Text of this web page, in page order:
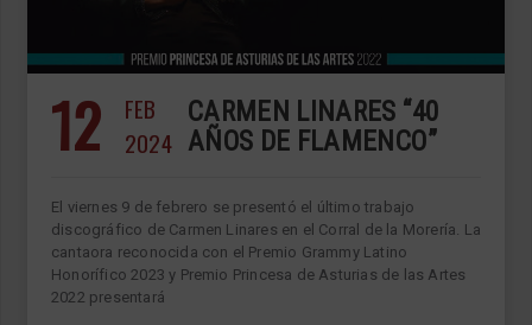
12
FEB
2024
CARMEN LINARES “40
AÑOS DE FLAMENCO”
El viernes 9 de febrero se presentó el último trabajo
discográfico de Carmen Linares en el Corral de la Morería. La
cantaora reconocida con el Premio Grammy Latino
Honorífico 2023 y Premio Princesa de Asturias de las Artes
2022 presentará